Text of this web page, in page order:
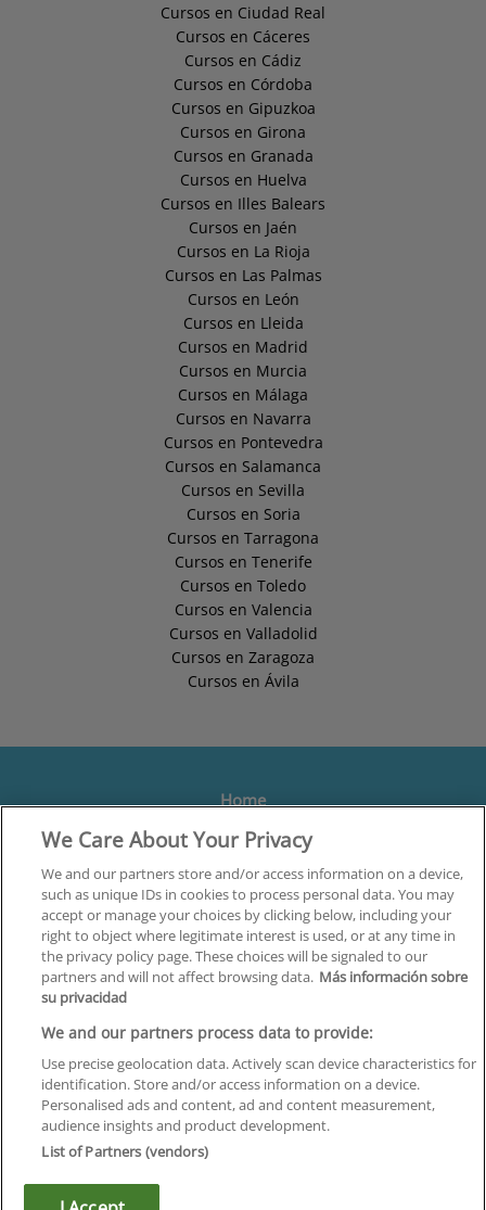
Cursos en Ciudad Real
Cursos en Cáceres
Cursos en Cádiz
Cursos en Córdoba
Cursos en Gipuzkoa
Cursos en Girona
Cursos en Granada
Cursos en Huelva
Cursos en Illes Balears
Cursos en Jaén
Cursos en La Rioja
Cursos en Las Palmas
Cursos en León
Cursos en Lleida
Cursos en Madrid
Cursos en Murcia
Cursos en Málaga
Cursos en Navarra
Cursos en Pontevedra
Cursos en Salamanca
Cursos en Sevilla
Cursos en Soria
Cursos en Tarragona
Cursos en Tenerife
Cursos en Toledo
Cursos en Valencia
Cursos en Valladolid
Cursos en Zaragoza
Cursos en Ávila
Home
Formación
Centros
Orientación
Quiénes somos
Contacta
Aviso Legal
Política de Privacidad
Política de Cookies
Canal Ético
We Care About Your Privacy
We and our partners store and/or access information on a device,
such as unique IDs in cookies to process personal data. You may
accept or manage your choices by clicking below, including your
right to object where legitimate interest is used, or at any time in
the privacy policy page. These choices will be signaled to our
partners and will not affect browsing data. Más información sobre
su privacidad
We and our partners process data to provide:
Use precise geolocation data. Actively scan device characteristics for
identification. Store and/or access information on a device.
Personalised ads and content, ad and content measurement,
audience insights and product development.
List of Partners (vendors)